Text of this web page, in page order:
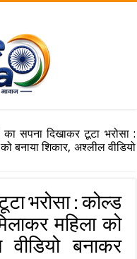
का सपना दिखाकर टूटा भरोसा :
बनाया शिकार, अश्लील वीडियो
भरोसा : कोल्ड
महिला को
वीडियो बनाकर